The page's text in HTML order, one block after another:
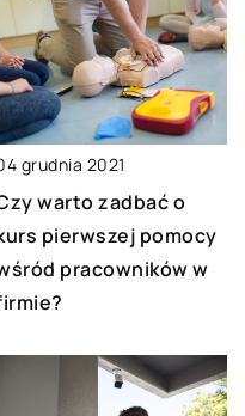
grudnia 2021
warto zadbać o
pierwszej pomocy
pracowników w